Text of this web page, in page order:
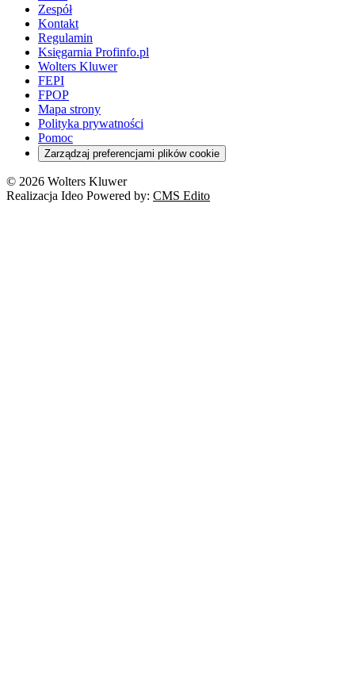
Zespół
Kontakt
Regulamin
Księgarnia Profinfo.pl
Wolters Kluwer
FEPI
FPOP
Mapa strony
Polityka prywatności
Pomoc
Zarządzaj preferencjami plików cookie
© 2026 Wolters Kluwer
Realizacja Ideo Powered by: CMS Edito